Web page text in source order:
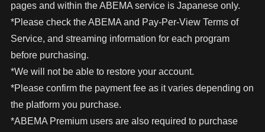
pages and within the ABEMA service is Japanese only.
*Please check the ABEMA and Pay-Per-View Terms of
Service, and streaming information for each program
before purchasing.
*We will not be able to restore your account.
*Please confirm the payment fee as it varies depending on
the platform you purchase.
*ABEMA Premium users are also required to purchase